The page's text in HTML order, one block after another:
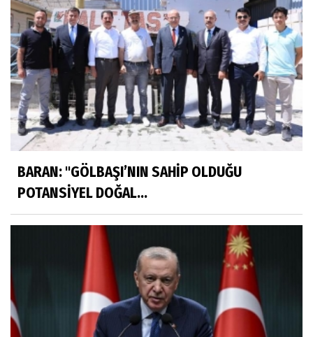
BARAN: "GÖLBAŞI’NIN SAHİP OLDUĞU
POTANSİYEL DOĞAL...